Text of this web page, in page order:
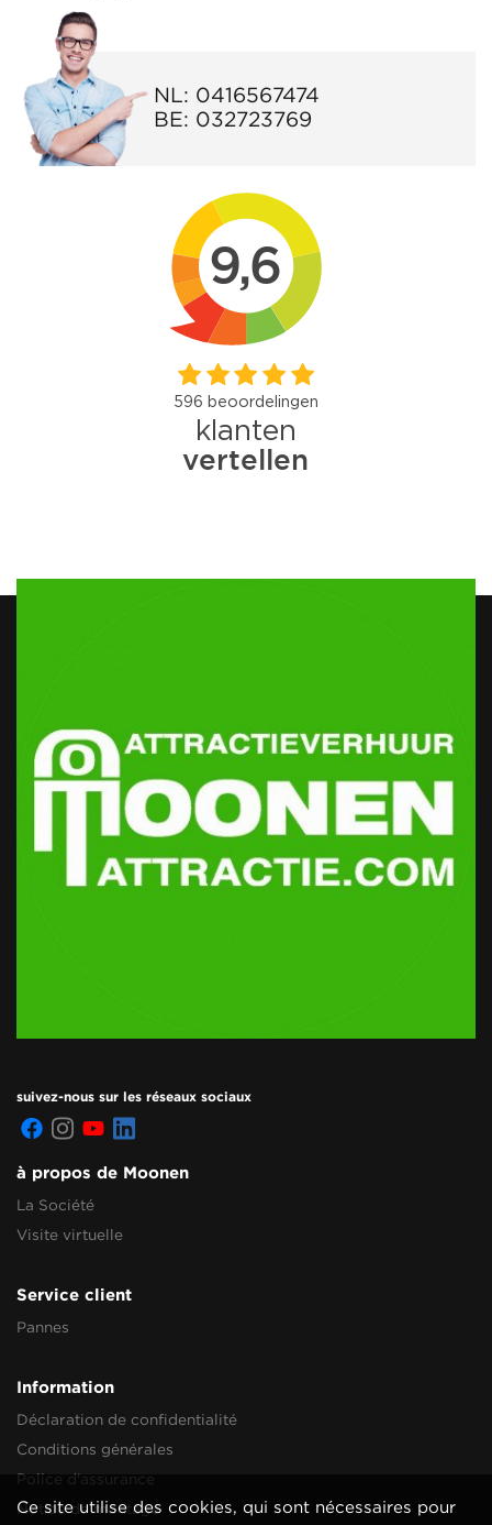
NL: 0416567474
BE: 032723769
Ce site utilise des cookies, qui sont nécessaires pour
suivez-nous sur les réseaux sociaux
à propos de Moonen
La Société
Visite virtuelle
Service client
Pannes
Information
Déclaration de confidentialité
Conditions générales
Police d'assurance
Notice de montage